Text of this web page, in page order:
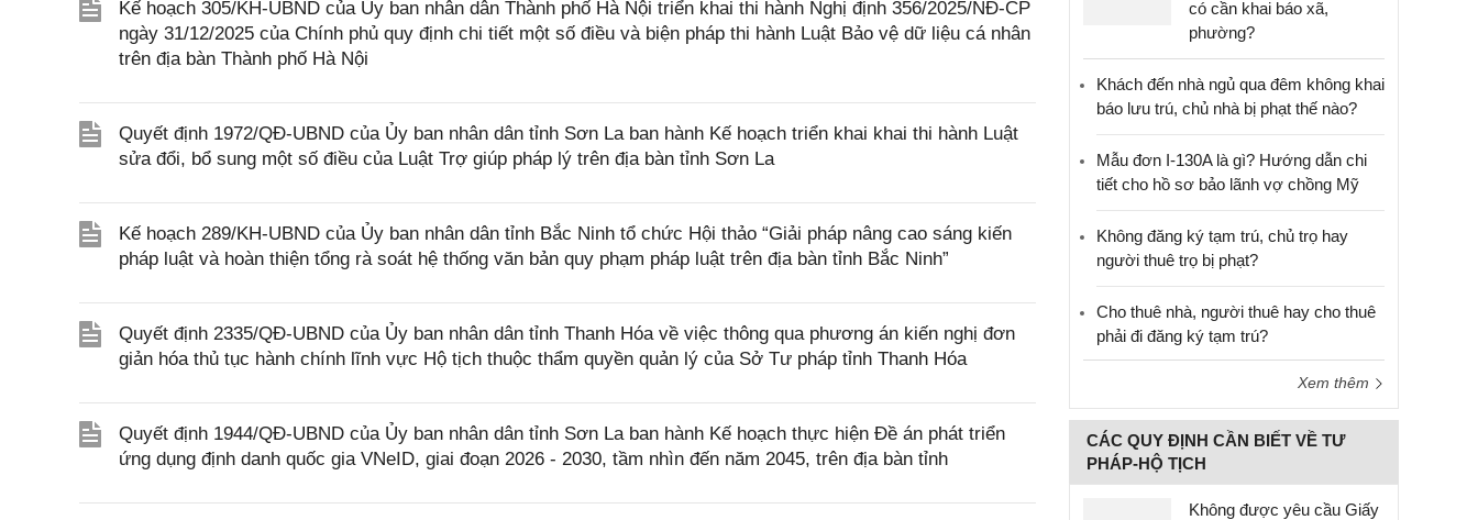
Kế hoạch 305/KH-UBND của Ủy ban nhân dân Thành phố Hà Nội triển khai thi hành Nghị định 356/2025/NĐ-CP
ngày 31/12/2025 của Chính phủ quy định chi tiết một số điều và biện pháp thi hành Luật Bảo vệ dữ liệu cá nhân
trên địa bàn Thành phố Hà Nội
Quyết định 1972/QĐ-UBND của Ủy ban nhân dân tỉnh Sơn La ban hành Kế hoạch triển khai khai thi hành Luật
sửa đổi, bổ sung một số điều của Luật Trợ giúp pháp lý trên địa bàn tỉnh Sơn La
Kế hoạch 289/KH-UBND của Ủy ban nhân dân tỉnh Bắc Ninh tổ chức Hội thảo “Giải pháp nâng cao sáng kiến
pháp luật và hoàn thiện tổng rà soát hệ thống văn bản quy phạm pháp luật trên địa bàn tỉnh Bắc Ninh”
Quyết định 2335/QĐ-UBND của Ủy ban nhân dân tỉnh Thanh Hóa về việc thông qua phương án kiến nghị đơn
giản hóa thủ tục hành chính lĩnh vực Hộ tịch thuộc thẩm quyền quản lý của Sở Tư pháp tỉnh Thanh Hóa
Quyết định 1944/QĐ-UBND của Ủy ban nhân dân tỉnh Sơn La ban hành Kế hoạch thực hiện Đề án phát triển
ứng dụng định danh quốc gia VNeID, giai đoạn 2026 - 2030, tầm nhìn đến năm 2045, trên địa bàn tỉnh
có cần khai báo xã,
phường?
Khách đến nhà ngủ qua đêm không khai
báo lưu trú, chủ nhà bị phạt thế nào?
Mẫu đơn I-130A là gì? Hướng dẫn chi
tiết cho hồ sơ bảo lãnh vợ chồng Mỹ
Không đăng ký tạm trú, chủ trọ hay
người thuê trọ bị phạt?
Cho thuê nhà, người thuê hay cho thuê
phải đi đăng ký tạm trú?
Xem thêm
CÁC QUY ĐỊNH CẦN BIẾT VỀ TƯ
PHÁP-HỘ TỊCH
Không được yêu cầu Giấy